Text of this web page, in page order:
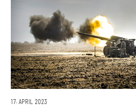
17. APRIL 2023